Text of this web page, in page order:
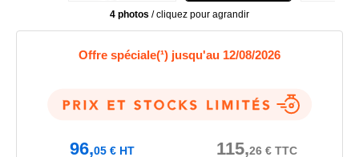
4 photos / cliquez pour agrandir
Offre spéciale(¹) jusqu'au 12/08/2026
96,05€HT 115,26 € TTC